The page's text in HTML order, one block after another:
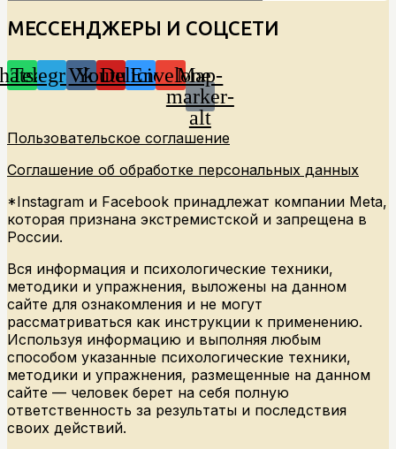
МЕССЕНДЖЕРЫ И СОЦСЕТИ
Telegram
Vk
Youtube
Delicious
Envelope
Map-
marker-
alt
Пользовательское соглашение
Соглашение об обработке персональных данных
*Instagram и Facebook принадлежат компании Meta,
которая признана экстремистской и запрещена в
России.
Вся информация и психологические техники,
методики и упражнения, выложены на данном
сайте для ознакомления и не могут
рассматриваться как инструкции к применению.
Используя информацию и выполняя любым
способом указанные психологические техники,
методики и упражнения, размещенные на данном
сайте — человек берет на себя полную
ответственность за результаты и последствия
своих действий.